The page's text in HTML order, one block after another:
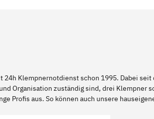
Klempnernotdienst schon 1995. Dabei
Organisation zuständig sind, drei Klempner
Profis aus. So können auch unsere